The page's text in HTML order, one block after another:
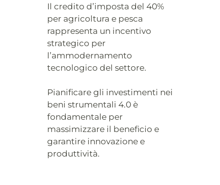
Il credito d’imposta del 40%
per agricoltura e pesca
rappresenta un incentivo
strategico per
l’ammodernamento
tecnologico del settore.
Pianificare gli investimenti nei
beni strumentali 4.0 è
fondamentale per
massimizzare il beneficio e
garantire innovazione e
produttività.